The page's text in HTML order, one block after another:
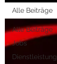
Alle Beiträge
Jobs
Dienstleistung
Alle Beiträge